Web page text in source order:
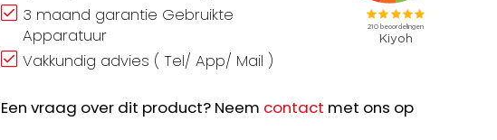
3 maand garantie Gebruikte
Apparatuur
Vakkundig advies ( Tel/ App/ Mail )
Een vraag over dit product? Neem contact met ons op